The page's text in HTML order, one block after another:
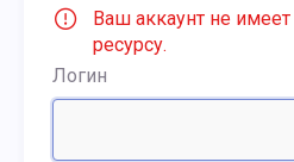
Ваш аккаунт не
ресурсу.
Логин